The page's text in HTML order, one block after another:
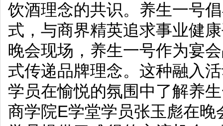
饮酒理念的共识。养生一号
式，与商界精英追求事业健
晚会现场，养生一号作为宴
式传递品牌理念。这种融入
学员在愉悦的氛围中了解养
商学院E学堂学员张玉彪在